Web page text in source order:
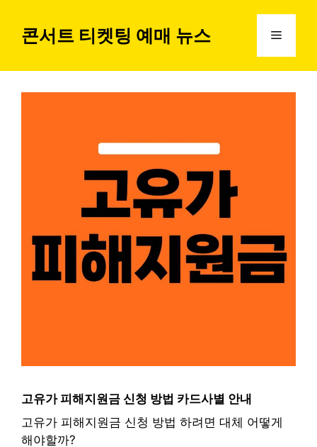
콘서트 티켓팅 예매 뉴스 메
고유가 피해지원금 신청 방법 카드사별 안내
고유가 피해지원금 신청 방법 하려면 대체 어떻게
해야할까?